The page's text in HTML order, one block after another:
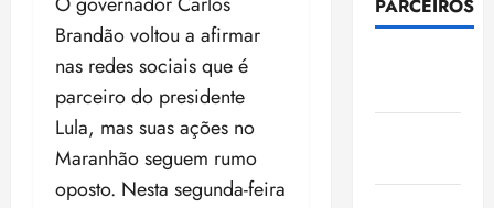
Brandão voltou a afirmar
nas redes sociais que é
parceiro do presidente
Lula, mas suas ações no
Maranhão seguem rumo
oposto. Nesta segunda-feira
PARCEIROS